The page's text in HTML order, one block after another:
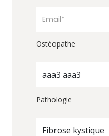
Ostéopathe
aaa3 aaa3
Pathologie
Fibrose kystique